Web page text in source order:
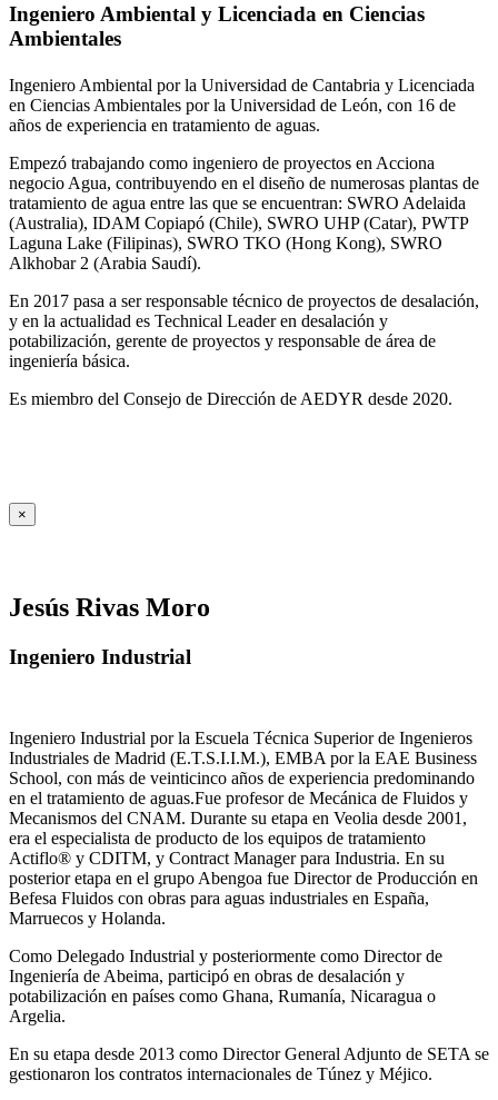
Ingeniero Ambiental y Licenciada en Ciencias
Ambientales
Ingeniero Ambiental por la Universidad de Cantabria y Licenciada
en Ciencias Ambientales por la Universidad de León, con 16 de
años de experiencia en tratamiento de aguas.
Empezó trabajando como ingeniero de proyectos en Acciona
negocio Agua, contribuyendo en el diseño de numerosas plantas de
tratamiento de agua entre las que se encuentran: SWRO Adelaida
(Australia), IDAM Copiapó (Chile), SWRO UHP (Catar), PWTP
Laguna Lake (Filipinas), SWRO TKO (Hong Kong), SWRO
Alkhobar 2 (Arabia Saudí).
En 2017 pasa a ser responsable técnico de proyectos de desalación,
y en la actualidad es Technical Leader en desalación y
potabilización, gerente de proyectos y responsable de área de
ingeniería básica.
Es miembro del Consejo de Dirección de AEDYR desde 2020.
×
Jesús Rivas Moro
Ingeniero Industrial
Ingeniero Industrial por la Escuela Técnica Superior de Ingenieros
Industriales de Madrid (E.T.S.I.I.M.), EMBA por la EAE Business
School, con más de veinticinco años de experiencia predominando
en el tratamiento de aguas.Fue profesor de Mecánica de Fluidos y
Mecanismos del CNAM. Durante su etapa en Veolia desde 2001,
era el especialista de producto de los equipos de tratamiento
Actiflo® y CDITM, y Contract Manager para Industria. En su
posterior etapa en el grupo Abengoa fue Director de Producción en
Befesa Fluidos con obras para aguas industriales en España,
Marruecos y Holanda.
Como Delegado Industrial y posteriormente como Director de
Ingeniería de Abeima, participó en obras de desalación y
potabilización en países como Ghana, Rumanía, Nicaragua o
Argelia.
En su etapa desde 2013 como Director General Adjunto de SETA se
gestionaron los contratos internacionales de Túnez y Méjico.